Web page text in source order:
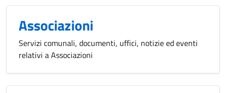
Associazioni
Servizi comunali, documenti, uffici, notizie ed eventi
relativi a Associazioni